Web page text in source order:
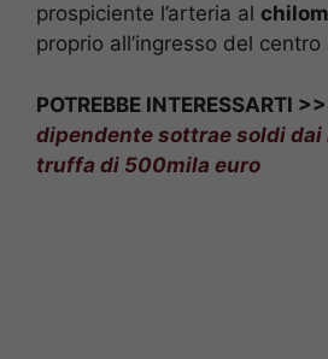
prospiciente l’arteria al
proprio all’ingresso del
POTREBBE INTERESSARTI
dipendente sottrae soldi
truffa di 500mila euro